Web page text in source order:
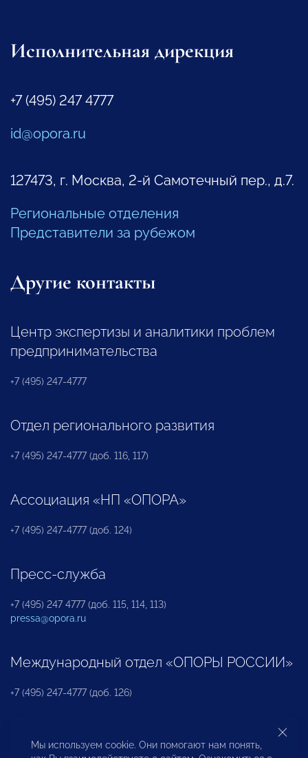
Исполнительная дирекция
+7 (495) 247 4777
id@opora.ru
127473, г. Москва, 2-й Самотечный пер., д.7.
Региональные отделения
Представители за рубежом
Другие контакты
Центр экспертизы и аналитики проблем
предпринимательства
+7 (495) 247-4777
Отдел регионального развития
+7 (495) 247-4777 (доб. 116, 117)
Ассоциация «НП «ОПОРА»
+7 (495) 247-4777 (доб. 124)
Пресс-служба
+7 (495) 247 4777 (доб. 115, 114, 113)
pressa@opora.ru
Международный отдел «ОПОРЫ РОССИИ»
+7 (495) 247-4777 (доб. 126)
Бюро по защите прав предпринимателей и
Мы используем cookie. Они помогают нам понять,